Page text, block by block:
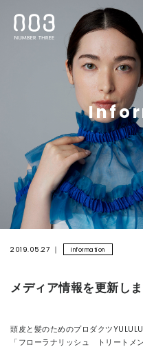
2019.05.27 Information
メディア情報を更新しま
頭皮と髪のためのプロダクツ
「フローラナリッシュ トリートメ